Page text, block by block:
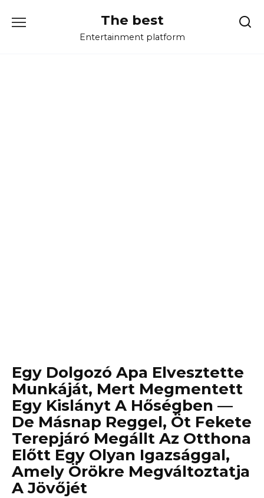
The best
Entertainment platform
Egy Dolgozó Apa Elvesztette
Munkáját, Mert Megmentett
Egy Kislányt A Hőségben —
De Másnap Reggel, Öt Fekete
Terepjáró Megállt Az Otthona
Előtt Egy Olyan Igazsággal,
Amely Örökre Megváltoztatja
A Jövőjét